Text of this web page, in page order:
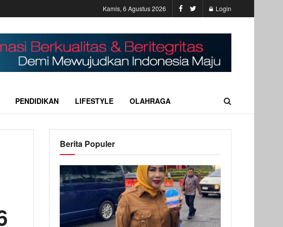
Kamis, 6 Agustus 2026 Login
PENDIDIKAN LIFESTYLE OLAHRAGA
Berita Populer